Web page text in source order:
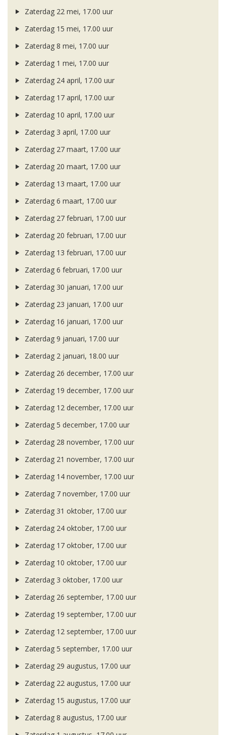
Zaterdag 22 mei, 17.00 uur
Zaterdag 15 mei, 17.00 uur
Zaterdag 8 mei, 17.00 uur
Zaterdag 1 mei, 17.00 uur
Zaterdag 24 april, 17.00 uur
Zaterdag 17 april, 17.00 uur
Zaterdag 10 april, 17.00 uur
Zaterdag 3 april, 17.00 uur
Zaterdag 27 maart, 17.00 uur
Zaterdag 20 maart, 17.00 uur
Zaterdag 13 maart, 17.00 uur
Zaterdag 6 maart, 17.00 uur
Zaterdag 27 februari, 17.00 uur
Zaterdag 20 februari, 17.00 uur
Zaterdag 13 februari, 17.00 uur
Zaterdag 6 februari, 17.00 uur
Zaterdag 30 januari, 17.00 uur
Zaterdag 23 januari, 17.00 uur
Zaterdag 16 januari, 17.00 uur
Zaterdag 9 januari, 17.00 uur
Zaterdag 2 januari, 18.00 uur
Zaterdag 26 december, 17.00 uur
Zaterdag 19 december, 17.00 uur
Zaterdag 12 december, 17.00 uur
Zaterdag 5 december, 17.00 uur
Zaterdag 28 november, 17.00 uur
Zaterdag 21 november, 17.00 uur
Zaterdag 14 november, 17.00 uur
Zaterdag 7 november, 17.00 uur
Zaterdag 31 oktober, 17.00 uur
Zaterdag 24 oktober, 17.00 uur
Zaterdag 17 oktober, 17.00 uur
Zaterdag 10 oktober, 17.00 uur
Zaterdag 3 oktober, 17.00 uur
Zaterdag 26 september, 17.00 uur
Zaterdag 19 september, 17.00 uur
Zaterdag 12 september, 17.00 uur
Zaterdag 5 september, 17.00 uur
Zaterdag 29 augustus, 17.00 uur
Zaterdag 22 augustus, 17.00 uur
Zaterdag 15 augustus, 17.00 uur
Zaterdag 8 augustus, 17.00 uur